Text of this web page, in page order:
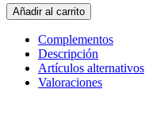
Añadir al carrito
Complementos
Descripción
Artículos alternativos
Valoraciones